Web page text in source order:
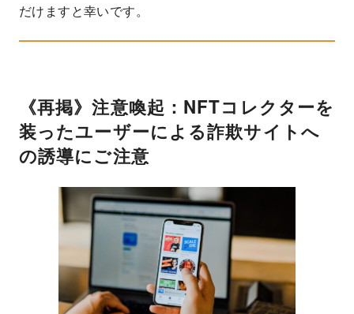
だけますと幸いです。
《再掲》注意喚起：NFTコレクターを
装ったユーザーによる詐欺サイトへ
の誘導にご注意